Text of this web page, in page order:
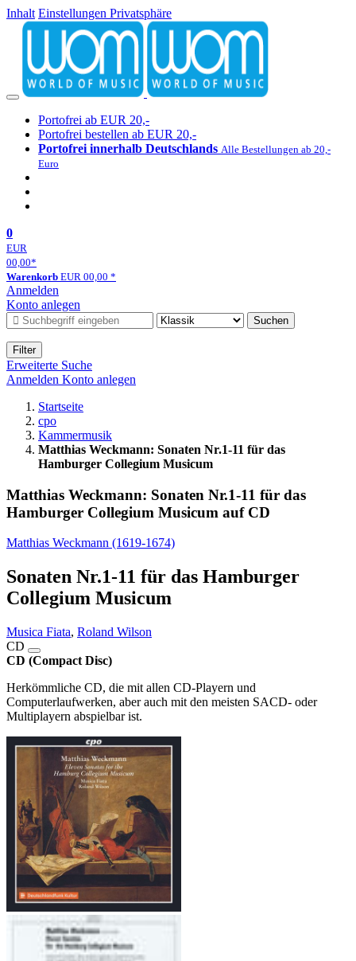
Inhalt Einstellungen Privatsphäre
Portofrei ab EUR 20,-
Portofrei bestellen ab EUR 20,-
Portofrei innerhalb Deutschlands Alle Bestellungen ab 20,-
Euro
0
EUR
00,00*
Warenkorb EUR 00,00 *
Anmelden
Konto anlegen
Suchen
Filter
Erweiterte Suche
Anmelden Konto anlegen
Startseite
cpo
Kammermusik
Matthias Weckmann: Sonaten Nr.1-11 für das
Hamburger Collegium Musicum
Matthias Weckmann: Sonaten Nr.1-11 für das
Hamburger Collegium Musicum auf CD
Matthias Weckmann (1619-1674)
Sonaten Nr.1-11 für das Hamburger
Collegium Musicum
Musica Fiata, Roland Wilson
CD
CD (Compact Disc)
Herkömmliche CD, die mit allen CD-Playern und
Computerlaufwerken, aber auch mit den meisten SACD- oder
Multiplayern abspielbar ist.